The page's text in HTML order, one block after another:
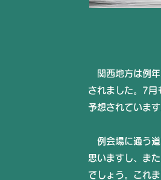
関西地方は例年
されました。7月
予想されています
例会場に通う道
思いますし、ま
でしょう。これ